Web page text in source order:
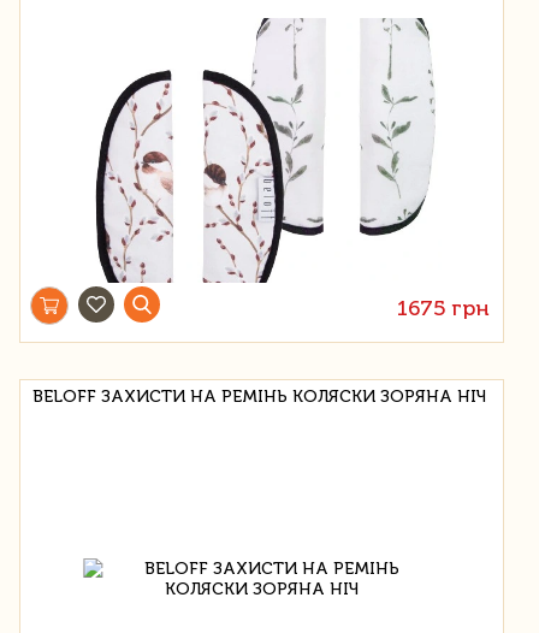
1675 грн
BELOFF ЗАХИСТИ НА РЕМІНЬ КОЛЯСКИ ЗОРЯНА НІЧ